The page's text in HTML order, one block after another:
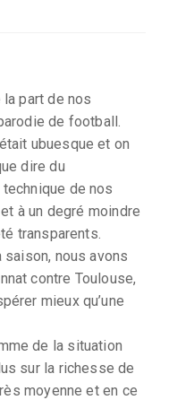
part de nos
de football.
ubuesque et on
dire du
de nos
à un degré moindre
transparents.
nous avons
contre Toulouse,
mieux qu’une
de la situation
sur la richesse de
moyenne et en ce